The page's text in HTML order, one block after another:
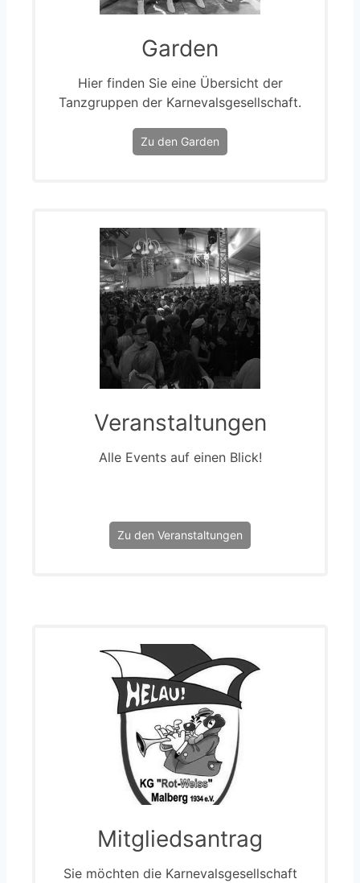
Garden
Hier finden Sie eine Übersicht der
Tanzgruppen der Karnevalsgesellschaft.
Zu den Garden
Veranstaltungen
Alle Events auf einen Blick!
Zu den Veranstaltungen
Mitgliedsantrag
Sie möchten die Karnevalsgesellschaft